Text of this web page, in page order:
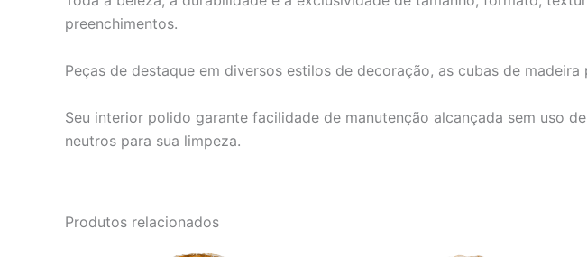
preenchimentos.
Peças de destaque em diversos estilos de decoração, as cubas de
Seu interior polido garante facilidade de manutenção alcançada sem uso
neutros para sua limpeza.
Produtos relacionados